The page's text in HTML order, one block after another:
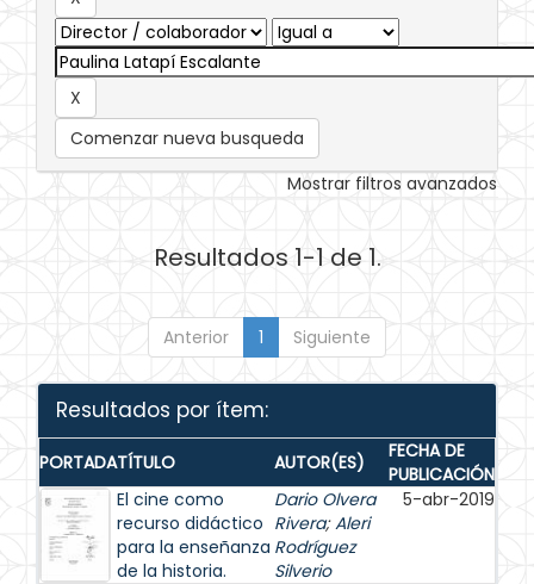
Comenzar nueva busqueda
Mostrar filtros avanzados
Resultados 1-1 de 1.
Anterior 1 Siguiente
Resultados por ítem:
PORTADATÍTULO AUTOR(ES)
FECHA DE
PUBLICACIÓN
El cine como
recurso didáctico
para la enseñanza
de la historia.
Dario Olvera
Rivera;Aleri
Rodríguez
Silverio
5-abr-2019